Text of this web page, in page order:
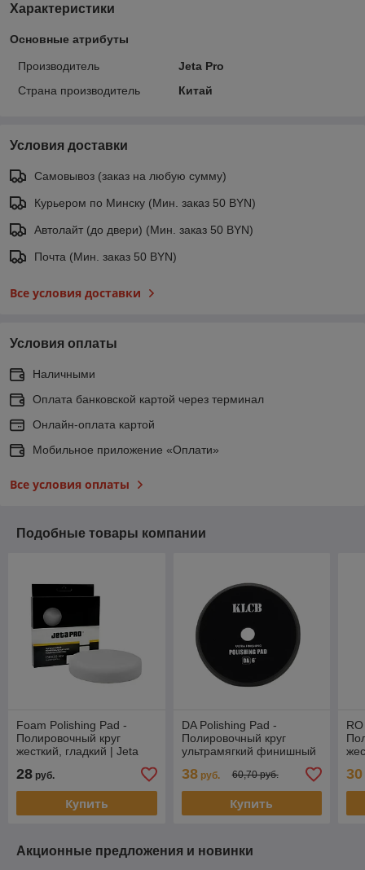
Характеристики
Основные атрибуты
Производитель
Jeta Pro
Страна производитель
Китай
Условия доставки
Самовывоз (заказ на любую сумму)
Курьером по Минску (Мин. заказ 50 BYN)
Автолайт (до двери) (Мин. заказ 50 BYN)
Почта (Мин. заказ 50 BYN)
Все условия доставки
Условия оплаты
Наличными
Оплата банковской картой через терминал
Онлайн-оплата картой
Мобильное приложение «Оплати»
Все условия оплаты
Подобные товары компании
Foam Polishing Pad -
Полировочный круг
жесткий, гладкий | Jeta
28 руб.
Купить
DA Polishing Pad -
Полировочный круг
ультрамягкий финишный
| KLCB | Черный, 165мм
38руб. 60,70 руб.
Купить
30
Акционные предложения и новинки